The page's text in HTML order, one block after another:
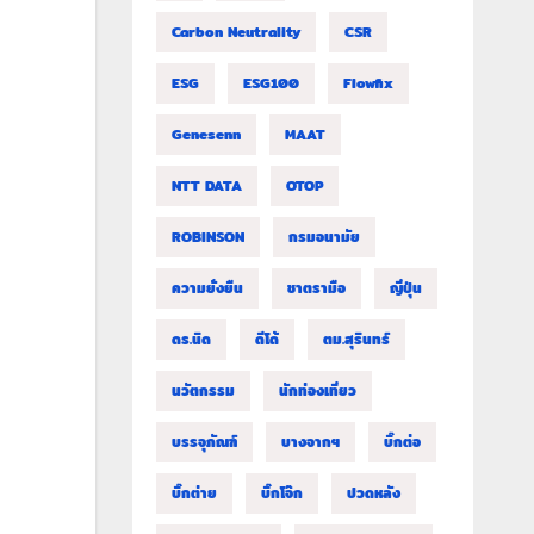
Carbon Neutrality CSR
ESG ESG100 Flowfix
Genesenn MAAT
NTT DATA OTOP
ROBINSON กรมอนามัย
ความยั่งยืน ชาตรามือ ญี่ปุ่น
ดร.นิด ดีโด้ ตม.สุรินทร์
นวัตกรรม นักท่องเที่ยว
บรรจุภัณฑ์ บางจากฯ บิ๊กต่อ
บิ๊กต่าย บิ๊กโจ๊ก ปวดหลัง